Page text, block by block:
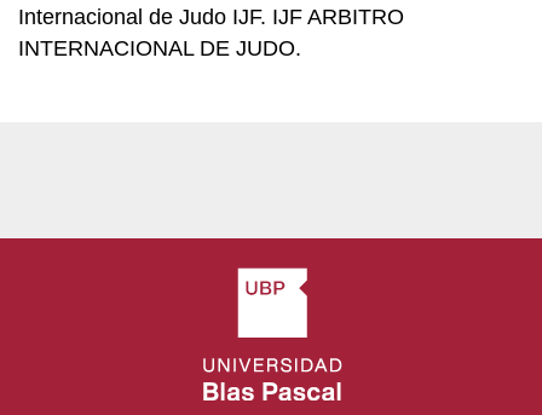
Internacional de Judo IJF. IJF ARBITRO
INTERNACIONAL DE JUDO.